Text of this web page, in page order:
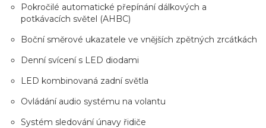
Pokročilé automatické přepínání dálkových a
potkávacích světel (AHBC)
Boční směrové ukazatele ve vnějších zpětných zrcátkách
Denní svícení s LED diodami
LED kombinovaná zadní světla
Ovládání audio systému na volantu
Systém sledování únavy řidiče